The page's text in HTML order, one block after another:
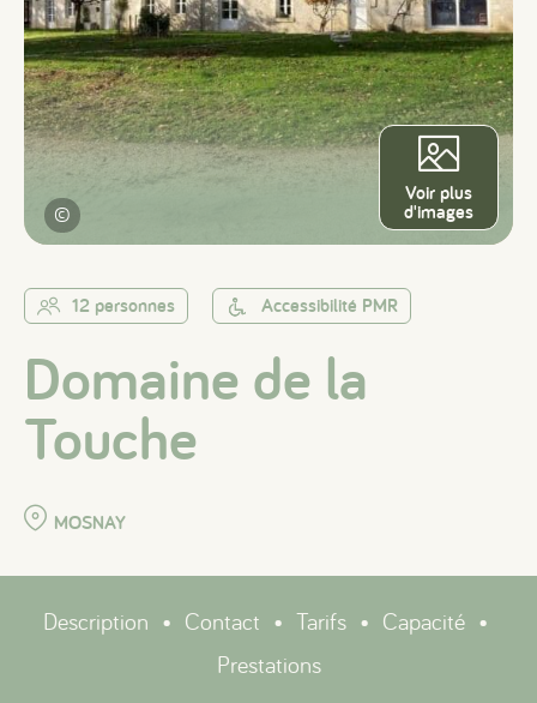
©
Voir plus
d'images
12 personnes Accessibilité PMR
Domaine de la
Touche
MOSNAY
Description • Contact • Tarifs • Capacité •
Prestations